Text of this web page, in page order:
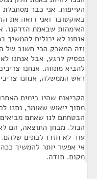
באוקטובר ואני רואה את
האימהות שבאמת הזדקנו.
אנחנו לא יכולים
וזה המאבק הכי חשוב של
נפסיק לרגע, אבל אנחנו
להביא מתווה. אנחנו
ראש הממשלה, אנחנו
הקריאות שהיו בימים
מתוך ייאוש שאומר,
הבטחתם לנו שאתם
הכול. מבחן התוצאה, הם
עוד לא חזרו לבתים
אי אפשר יותר להמשיך
מקום. תודה.